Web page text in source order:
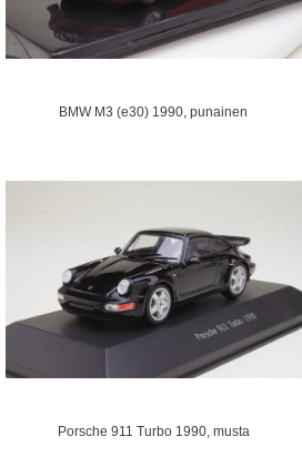
BMW M3 (e30) 1990, punainen
Porsche 911 Turbo 1990, musta